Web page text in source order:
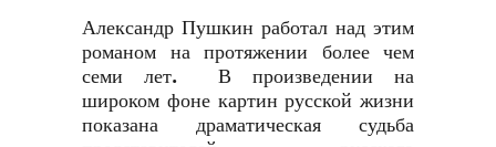
Александр Пушкин работал над этим
романом на протяжении более чем
семи лет. В произведении на
широком фоне картин русской жизни
показана драматическая судьба